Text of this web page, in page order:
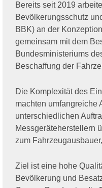
Bereits seit 2019
Bevölkerungsschutz
BBK) an der
gemeinsam mit dem
Bundesministeriums
Beschaffung der
Die Komplexität des
machten umfangreiche
unterschiedlichen
Messgeräteherstellern
zum
Ziel ist eine hohe
Bevölkerung und